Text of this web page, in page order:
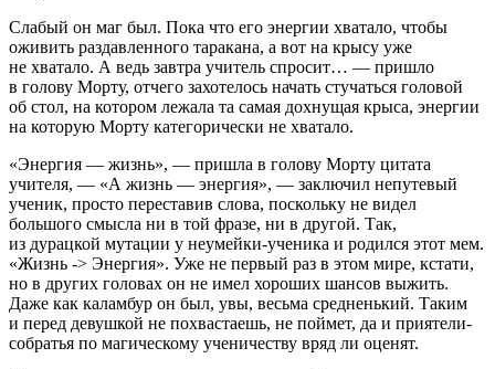
Слабый он маг был. Пока что его энергии хватало, чтобы
оживить раздавленного таракана, а вот на крысу уже
не хватало. А ведь завтра учитель спросит… — пришло
в голову Морту, отчего захотелось начать стучаться головой
об стол, на котором лежала та самая дохнущая крыса, энергии
на которую Морту категорически не хватало.
«Энергия — жизнь», — пришла в голову Морту цитата
учителя, — «А жизнь — энергия», — заключил непутевый
ученик, просто переставив слова, поскольку не видел
большого смысла ни в той фразе, ни в другой. Так,
из дурацкой мутации у неумейки-ученика и родился этот мем.
«Жизнь -> Энергия». Уже не первый раз в этом мире, кстати,
но в других головах он не имел хороших шансов выжить.
Даже как каламбур он был, увы, весьма средненький. Таким
и перед девушкой не похвастаешь, не поймет, да и приятели-
собратья по магическому ученичеству вряд ли оценят.